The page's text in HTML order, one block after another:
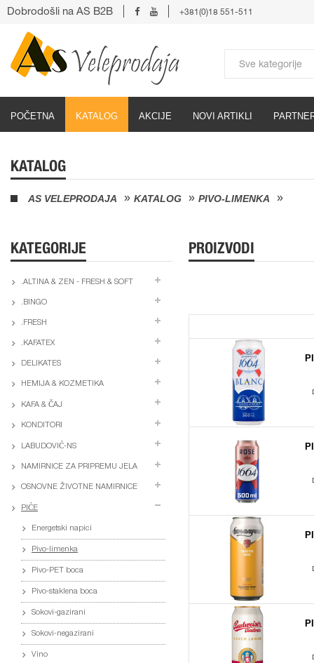
POČETNA KATALOG AKCIJE NOVI ARTIKLI
Dobrodošli na AS B2B +381(0)18 551-511
KATALOG
AS VELEPRODAJA KATALOG PIVO-LIMENKA
KATEGORIJE
.ALTINA & ZEN - FRESH & SOFT
.BINGO
.FRESH
.KAFATEX
DELIKATES
HEMIJA & KOZMETIKA
KAFA & ČAJ
KONDITORI
LABUDOVIĆ-NS
NAMIRNICE ZA PRIPREMU JELA
OSNOVNE ŽIVOTNE NAMIRNICE
PIĆE
Energetski napici
Pivo-limenka
Pivo-PET boca
Pivo-staklena boca
Sokovi-gazirani
Sokovi-negazirani
Vino
PROIZVODI